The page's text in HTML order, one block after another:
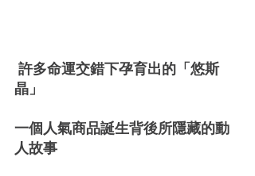
許多命運交錯下孕育出的「悠斯
晶」
一個人氣商品誕生背後所隱藏的動
人故事